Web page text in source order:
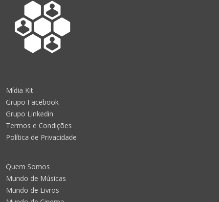
Mídia Kit
Grupo Facebook
Grupo Linkedin
Termos e Condições
Política de Privacidade
Quem Somos
Mundo de Músicas
Mundo de Livros